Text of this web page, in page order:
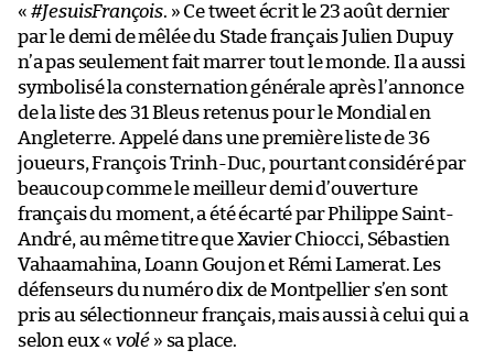
« #JesuisFrançois. » Ce tweet écrit le 23 août dernier
par le demi de mêlée du Stade français Julien Dupuy
n’a pas seulement fait marrer tout le monde. Il a aussi
symbolisé la consternation générale après l’annonce
de la liste des 31 Bleus retenus pour le Mondial en
Angleterre. Appelé dans une première liste de 36
joueurs, François Trinh-Duc, pourtant considéré par
beaucoup comme le meilleur demi d’ouverture
français du moment, a été écarté par Philippe Saint-
André, au même titre que Xavier Chiocci, Sébastien
Vahaamahina, Loann Goujon et Rémi Lamerat. Les
défenseurs du numéro dix de Montpellier s’en sont
pris au sélectionneur français, mais aussi à celui qui a
selon eux « volé » sa place.